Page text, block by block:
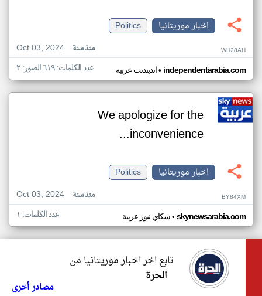
اخبار موريتانيا
Politics
Oct 03, 2024
منذ سنة WH28AH
اندبندنت عربية• independentarabia.com عدد الكلمات: ٦١٩ الصور: ٢
We apologize for the
inconvenience...
اخبار موريتانيا
Politics
Oct 03, 2024
منذ سنة BY84XM
سكاي نيوز عربية• skynewsarabia.com عدد الكلمات: ١
تابع اخر اخبار موريتانيا من
الحرة
مصادر أخرى